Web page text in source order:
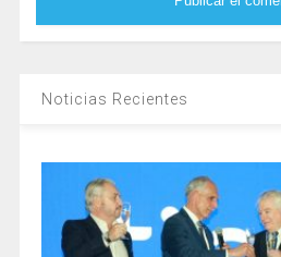
Noticias Recientes